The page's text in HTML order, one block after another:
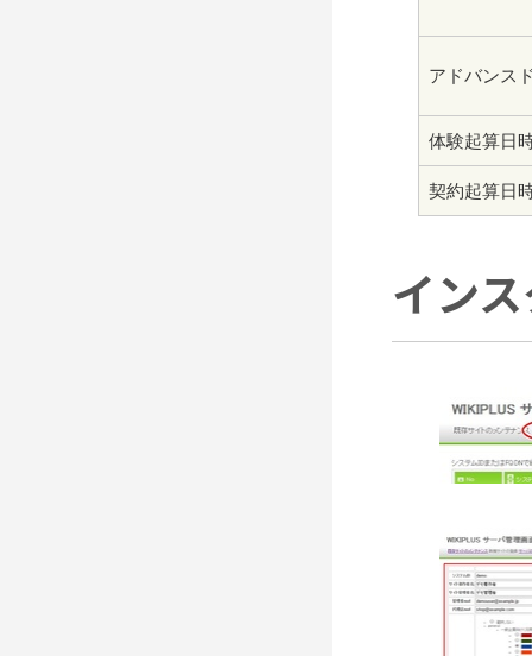
アドバンス
体験起算日
契約起算日
イン